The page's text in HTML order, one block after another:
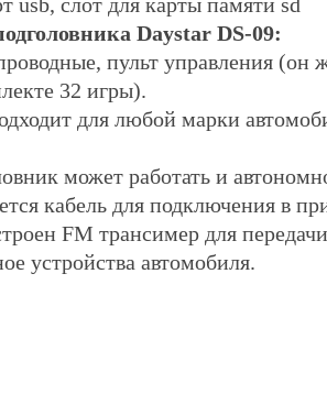
Daystar DS-09:
пульт управления (он
32 игры).
для любой марки
может работать и
кабель для подключения в
FM трансимер для
устройства автомобиля.